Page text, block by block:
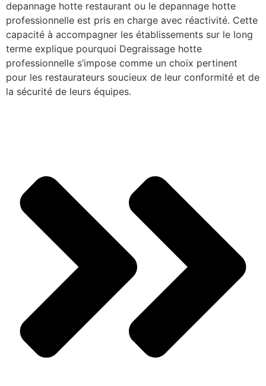
depannage hotte restaurant ou le depannage hotte
professionnelle est pris en charge avec réactivité. Cette
capacité à accompagner les établissements sur le long
terme explique pourquoi Degraissage hotte
professionnelle s’impose comme un choix pertinent
pour les restaurateurs soucieux de leur conformité et de
la sécurité de leurs équipes.